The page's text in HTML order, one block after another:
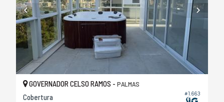
#1.663
GOVERNADOR CELSO RAMOS - PALMAS
Cobertura